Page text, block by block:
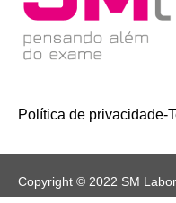
Política de privacidade-
Copyright © 2022 SM